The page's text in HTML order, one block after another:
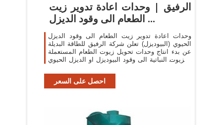
الرفيق | وحدات اعادة تدوير زيت
الطعام الى وقود الديزل ...
وحدات اعادة تدوير زيت الطعام الى وقود الديزل
الحيوي (البيوديزل) تعلن شركة الرفيق للطاقة البديلة
عن بدء انتاج وحدات تحويل زيوت الطعام المستعملة
والزيوت النباتية الى وقود البيوديزل او الديزل الحيوي
احصل على السعر